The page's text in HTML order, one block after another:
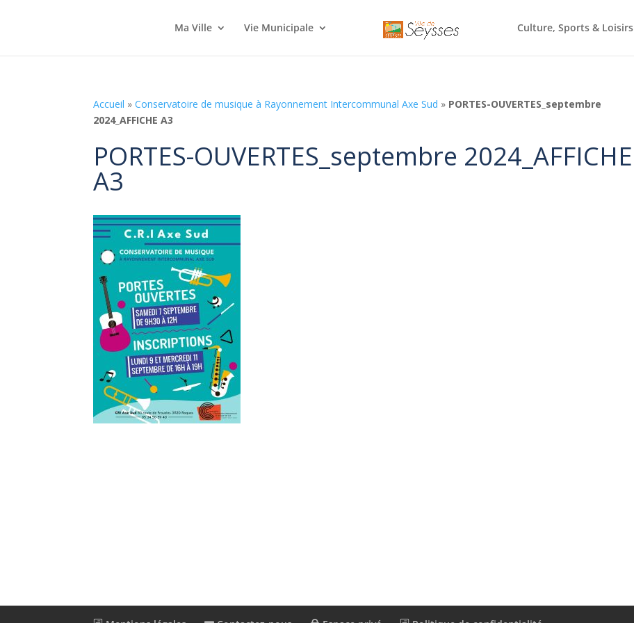
Ma Ville Vie Municipale Culture, Sports & Loisirs
Accueil »Conservatoire de musique à Rayonnement Intercommunal Axe Sud » PORTES-OUVERTES_septembre
2024_AFFICHE A3
PORTES-OUVERTES_septembre 2024_AFFICHE
A3